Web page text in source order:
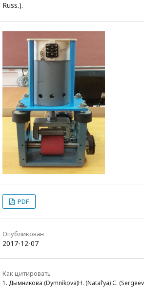
Russ.).
PDF
Опубликован
2017-12-07
Как цитировать
1. Дымникова (Dymnikova)Н. (Natal’ya) С.